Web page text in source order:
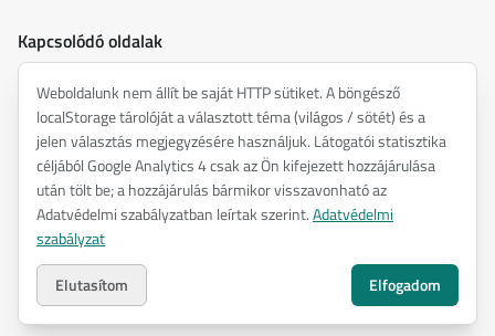
Kapcsolódó oldalak
inspiredacoustics.com
soundy.ai
irat.ai
2026ENTEL Műszaki Fejlesztő Kft. —
Minden jog fenntartva.
Adatvédelmi szabályzat
Weboldalunk nem állít be saját HTTP sütiket. A böngésző
localStorage tárolóját a választott téma (világos / sötét) és a
jelen választás megjegyzésére használjuk. Látogatói statisztika
céljából Google Analytics 4 csak az Ön kifejezett hozzájárulása
után tölt be; a hozzájárulás bármikor visszavonható az
Adatvédelmi szabályzatban leírtak szerint.Adatvédelmi
szabályzat
Elutasítom
Elfogadom